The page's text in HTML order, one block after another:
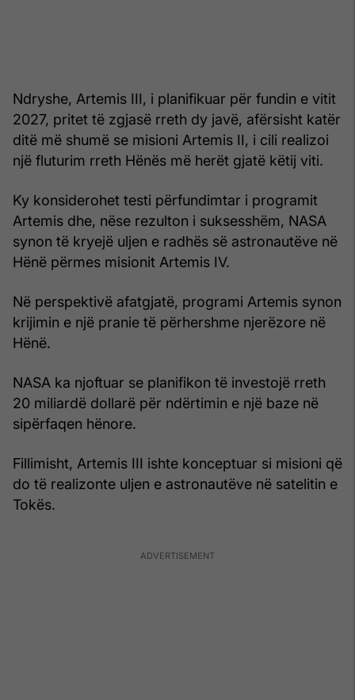
Ndryshe, Artemis III, i planifikuar për fundin e vitit
2027, pritet të zgjasë rreth dy javë, afërsisht katër
ditë më shumë se misioni Artemis II, i cili realizoi
një fluturim rreth Hënës më herët gjatë këtij viti.
Ky konsiderohet testi përfundimtar i programit
Artemis dhe, nëse rezulton i suksesshëm, NASA
synon të kryejë uljen e radhës së astronautëve në
Hënë përmes misionit Artemis IV.
Në perspektivë afatgjatë, programi Artemis synon
krijimin e një pranie të përhershme njerëzore në
Hënë.
NASA ka njoftuar se planifikon të investojë rreth
20 miliardë dollarë për ndërtimin e një baze në
sipërfaqen hënore.
Fillimisht, Artemis III ishte konceptuar si misioni që
do të realizonte uljen e astronautëve në satelitin e
Tokës.